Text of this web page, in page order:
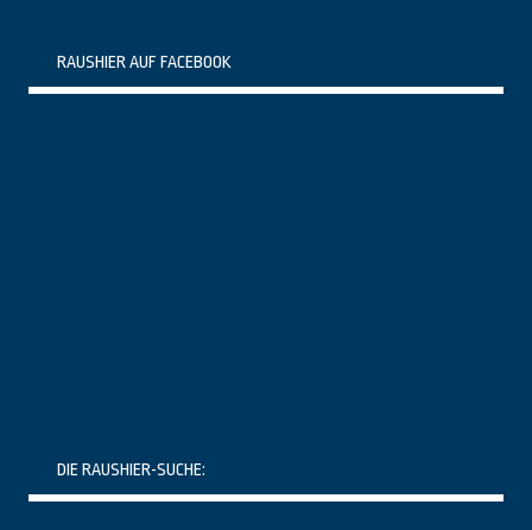
RAUSHIER AUF FACEBOOK
DIE RAUSHIER-SUCHE: